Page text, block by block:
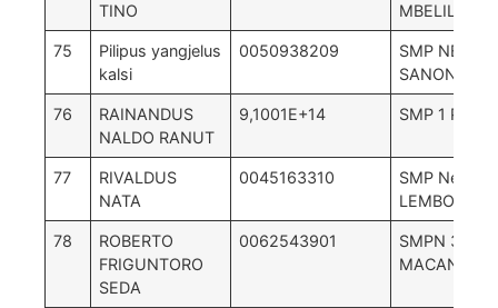
TINO
MBELILING
75
Pilipus yangjelus
kalsi
0050938209
SMP
76
RAINANDUS
NALDO RANUT
9,1001E+14 SMP 1
77
RIVALDUS
NATA
0045163310
SMP Negeri
LEMBOR
78
ROBERTO
FRIGUNTORO
SEDA
0062543901
SMPN 3
MACANG